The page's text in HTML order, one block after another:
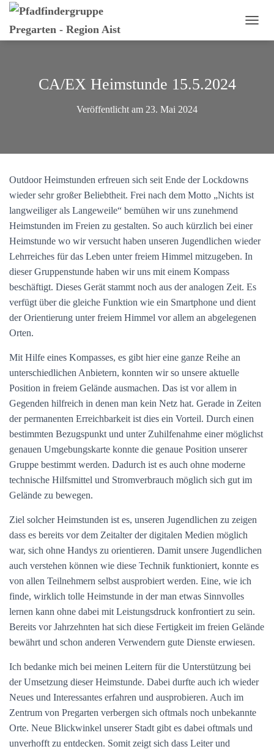
A
H
T
E
CA/EX Heimstunde 15.5.2024
Veröffentlicht am 23. Mai 2024
Outdoor Heimstunden erfreuen sich seit Ende der Lockdowns
wieder sehr großer Beliebtheit. Frei nach dem Motto „Nichts ist
langweiliger als Langeweile“ bemühen wir uns zunehmend
Heimstunden im Freien zu gestalten. So auch kürzlich bei einer
Heimstunde wo wir versucht haben unseren Jugendlichen wieder
Lehrreiches für das Leben unter freiem Himmel mitzugeben. In
dieser Gruppenstunde haben wir uns mit einem Kompass
beschäftigt. Dieses Gerät stammt noch aus der analogen Zeit. Es
verfügt über die gleiche Funktion wie ein Smartphone und dient
der Orientierung unter freiem Himmel vor allem an abgelegenen
Orten.
Mit Hilfe eines Kompasses, es gibt hier eine ganze Reihe an
unterschiedlichen Anbietern, konnten wir so unsere aktuelle
Position in freiem Gelände ausmachen. Das ist vor allem in
Gegenden hilfreich in denen man kein Netz hat. Gerade in Zeiten
der permanenten Erreichbarkeit ist dies ein Vorteil. Durch einen
bestimmten Bezugspunkt und unter Zuhilfenahme einer möglichst
genauen Umgebungskarte konnte die genaue Position unserer
Gruppe bestimmt werden. Dadurch ist es auch ohne moderne
technische Hilfsmittel und Stromverbrauch möglich sich gut im
Gelände zu bewegen.
Ziel solcher Heimstunden ist es, unseren Jugendlichen zu zeigen
dass es bereits vor dem Zeitalter der digitalen Medien möglich
war, sich ohne Handys zu orientieren. Damit unsere Jugendlichen
auch verstehen können wie diese Technik funktioniert, konnte es
von allen Teilnehmern selbst ausprobiert werden. Eine, wie ich
finde, wirklich tolle Heimstunde in der man etwas Sinnvolles
lernen kann ohne dabei mit Leistungsdruck konfrontiert zu sein.
Bereits vor Jahrzehnten hat sich diese Fertigkeit im freien Gelände
bewährt und schon anderen Verwendern gute Dienste erwiesen.
Ich bedanke mich bei meinen Leitern für die Unterstützung bei
der Umsetzung dieser Heimstunde. Dabei durfte auch ich wieder
Neues und Interessantes erfahren und ausprobieren. Auch im
Zentrum von Pregarten verbergen sich oftmals noch unbekannte
Orte. Neue Blickwinkel unserer Stadt gibt es dabei oftmals und
unverhofft zu entdecken. Somit zeigt sich dass Leiter und